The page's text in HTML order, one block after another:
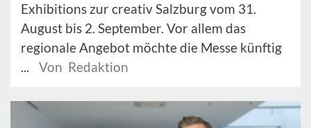
Exhibitions zur creativ Salzburg vom 31.
August bis 2. September. Vor allem das
regionale Angebot möchte die Messe künftig
...
Von Redaktion